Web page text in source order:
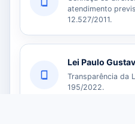
atendimento
12.527/2011.
Lei Paulo
Transparência da
195/2022.